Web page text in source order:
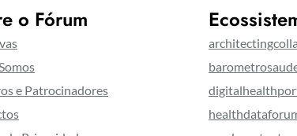
o Fórum
e Patrocinadores